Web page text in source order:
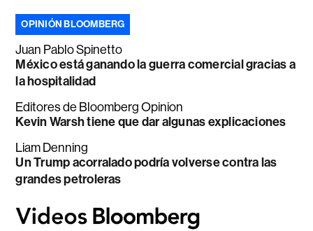
OPINIÓN BLOOMBERG
Juan Pablo Spinetto
México está ganando la guerra comercial gracias a
la hospitalidad
Editores de Bloomberg Opinion
Kevin Warsh tiene que dar algunas explicaciones
Liam Denning
Un Trump acorralado podría volverse contra las
grandes petroleras